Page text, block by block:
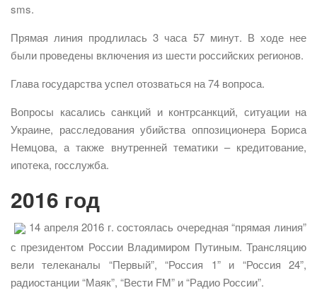
sms.
Прямая линия продлилась 3 часа 57 минут. В ходе нее
были проведены включения из шести российских регионов.
Глава государства успел отозваться на 74 вопроса.
Вопросы касались санкций и контрсанкций, ситуации на
Украине, расследования убийства оппозиционера Бориса
Немцова, а также внутренней тематики – кредитование,
ипотека, госслужба.
2016 год
14 апреля 2016 г. состоялась очередная “прямая линия”
с президентом России Владимиром Путиным. Трансляцию
вели телеканалы “Первый”, “Россия 1” и “Россия 24”,
радиостанции “Маяк”, “Вести FM” и “Радио России”.